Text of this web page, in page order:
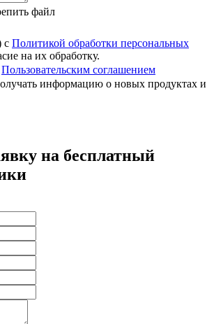
файл
с Политикой обработки персональных
на их обработку.
Пользовательским соглашением
информацию о новых продуктах и
на бесплатный